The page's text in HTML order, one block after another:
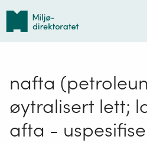
Tilbake
forsiden
nafta
øytralisert lett;
afta -